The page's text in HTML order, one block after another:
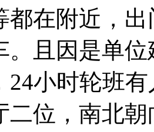
都在附近，
。且因是单
24小时轮班
二位，南北